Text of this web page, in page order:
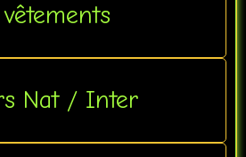
Nat / Inter